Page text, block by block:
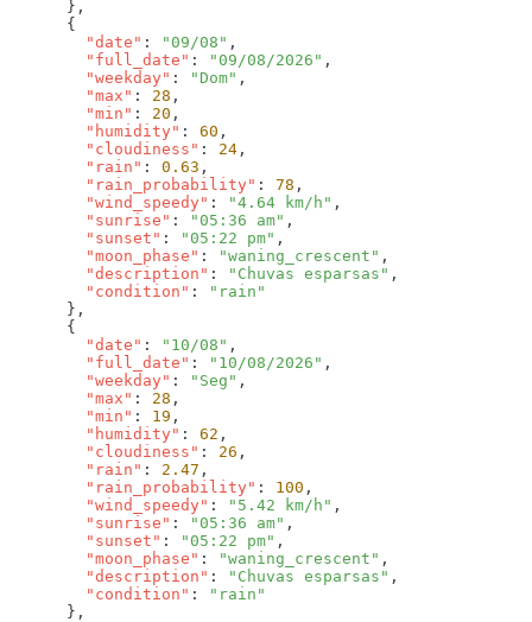
        "date"
: "09/08"
        "full_date"
: "09/08/2026"
        "weekday"
: "Dom"
        "max"
: 28
        "min"
: 20
        "humidity"
: 60
        "cloudiness"
: 24
        "rain"
: 0.63
        "rain_probability"
: 78
        "wind_speedy"
: "4.64 km/h"
        "sunrise"
: "05:36 am"
        "sunset"
: "05:22 pm"
        "moon_phase"
: "waning_crescent"
        "description"
: "Chuvas esparsas"
        "condition"
:
        "date"
: "10/08"
        "full_date"
: "10/08/2026"
        "weekday"
: "Seg"
        "max"
: 28
        "min"
: 19
        "humidity"
: 62
        "cloudiness"
: 26
        "rain"
: 2.47
        "rain_probability"
: 100
        "wind_speedy"
: "5.42 km/h"
        "sunrise"
: "05:36 am"
        "sunset"
: "05:22 pm"
        "moon_phase"
: "waning_crescent"
        "description"
: "Chuvas esparsas"
        "condition"
: